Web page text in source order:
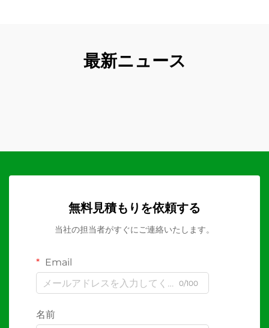
最新ニュース
無料見積もりを依頼する
当社の担当者がすぐにご連絡いたします。
Email
0/100
名前